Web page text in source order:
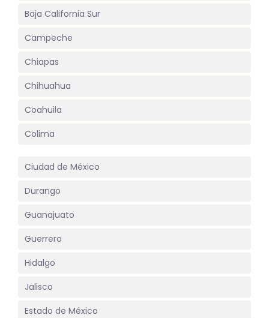
Baja California Sur
Campeche
Chiapas
Chihuahua
Coahuila
Colima
Ciudad de México
Durango
Guanajuato
Guerrero
Hidalgo
Jalisco
Estado de México